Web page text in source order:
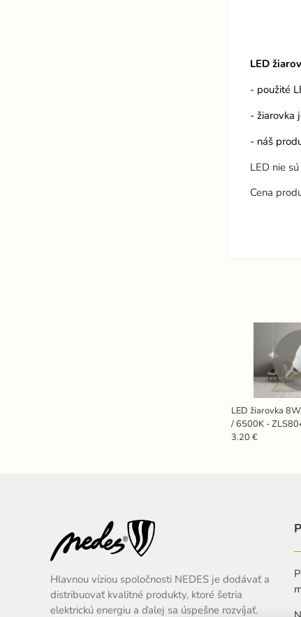
LED
- použité
- žiarovka
- náš
LED nie
Cena
LED žiarovka
/ 6500K -
3.20 €
Hlavnou víziou spoločnosti NEDES je dodávať a
distribuovať kvalitné produkty, ktoré šetria
elektrickú energiu a ďalej sa úspešne rozvíjať.